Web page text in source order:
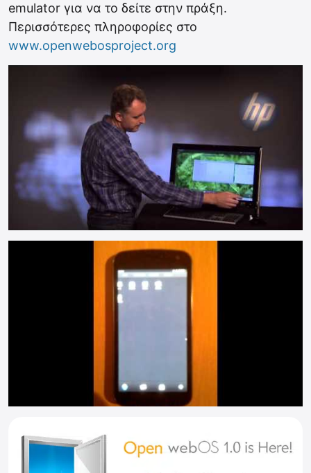
emulator για να το δείτε στην πράξη.
Περισσότερες πληροφορίες στο
www.openwebosproject.org